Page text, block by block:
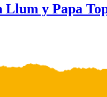
Llum y Papa